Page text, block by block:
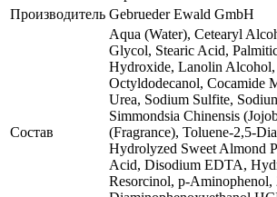
Производитель Gebrueder Ewald GmbH
Состав
Aqua (Water), Cetearyl
Glycol, Stearic Acid,
Hydroxide, Lanolin Alcohol,
Octyldodecanol, Cocamide
Urea, Sodium Sulfite,
Simmondsia Chinensis
(Fragrance), Toluene-2,5-
Hydrolyzed Sweet Almond
Acid, Disodium EDTA,
Resorcinol, p-Aminophenol,